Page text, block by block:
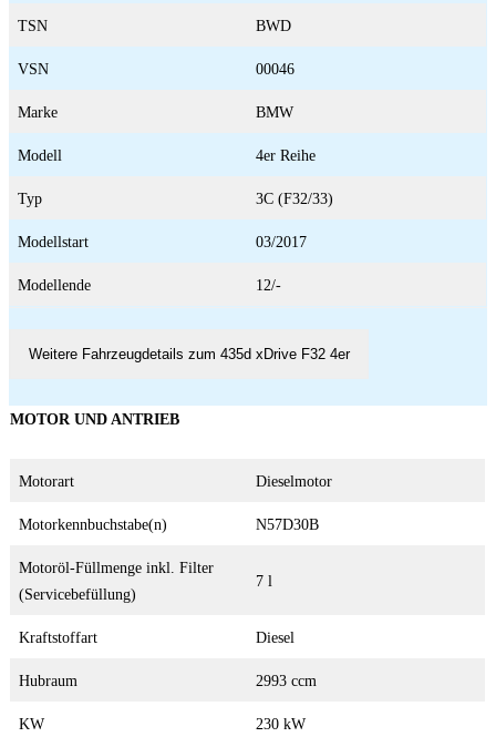
TSN BWD
VSN 00046
Marke BMW
Modell 4er Reihe
Typ 3C (F32/33)
Modellstart 03/2017
Modellende 12/-
Weitere Fahrzeugdetails zum 435d xDrive F32 4er
MOTOR UND ANTRIEB
Motorart Dieselmotor
Motorkennbuchstabe(n) N57D30B
Motoröl-Füllmenge inkl. Filter
(Servicebefüllung)
7 l
Kraftstoffart Diesel
Hubraum 2993 ccm
KW 230 kW